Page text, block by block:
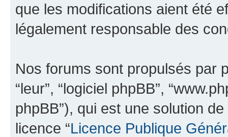
que les modifications aient été
légalement responsable des
Nos forums sont propulsés par
“leur”, “logiciel phpBB”,
phpBB”), qui est une solution
licence “Licence Publique